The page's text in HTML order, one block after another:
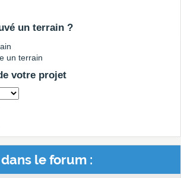
un terrain ?
un terrain
votre projet
le forum :